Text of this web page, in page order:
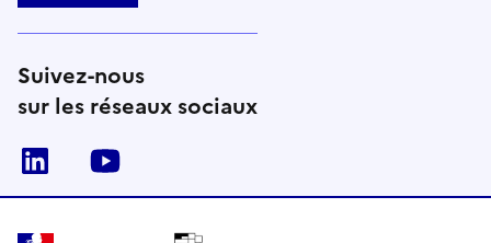
Suivez-nous
sur les réseaux sociaux
Linkedin